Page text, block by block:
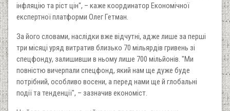
інфляцію та ріст цін", – каже координатор Економічної
експертної платформи Олег Гетман.
За його словами, наслідки вже відчутні, адже лише за перші
три місяці уряд витратив близько 70 мільярдів гривень зі
спецфонду, залишивши в ньому лише 700 мільйонів. "Ми
повністю вичерпали спецфонд, який нам ще дуже буде
потрібний, особливо восени, а перед нами ще й глобальні
події та тенденції", – зазначив економіст.